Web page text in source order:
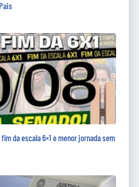
da escala 6×1 e menor jornada sem